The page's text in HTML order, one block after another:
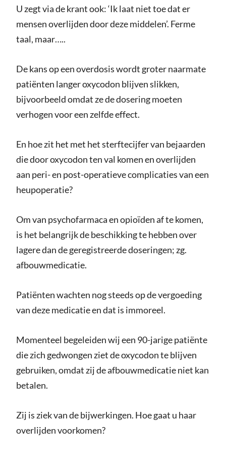
U zegt via de krant ook: ‘Ik laat niet toe dat er
mensen overlijden door deze middelen’. Ferme
taal, maar…..
De kans op een overdosis wordt groter naarmate
patiënten langer oxycodon blijven slikken,
bijvoorbeeld omdat ze de dosering moeten
verhogen voor een zelfde effect.
En hoe zit het met het sterftecijfer van bejaarden
die door oxycodon ten val komen en overlijden
aan peri- en post-operatieve complicaties van een
heupoperatie?
Om van psychofarmaca en opioïden af te komen,
is het belangrijk de beschikking te hebben over
lagere dan de geregistreerde doseringen; zg.
afbouwmedicatie.
Patiënten wachten nog steeds op de vergoeding
van deze medicatie en dat is immoreel.
Momenteel begeleiden wij een 90-jarige patiënte
die zich gedwongen ziet de oxycodon te blijven
gebruiken, omdat zij de afbouwmedicatie niet kan
betalen.
Zij is ziek van de bijwerkingen. Hoe gaat u haar
overlijden voorkomen?